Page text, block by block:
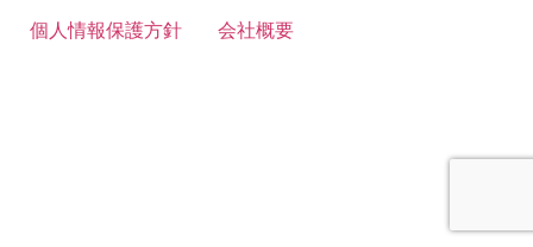
個人情報保護方針 会社概要